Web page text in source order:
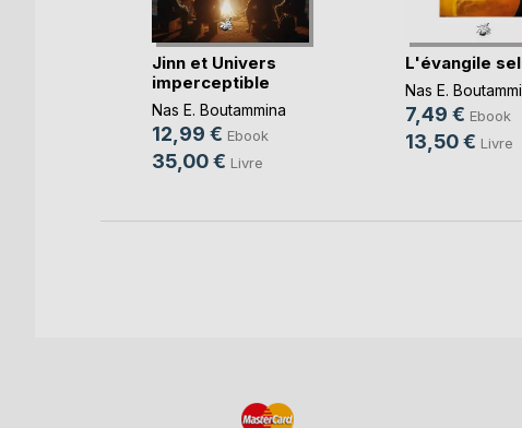
Jinn et Univers
imperceptible
Nas E. Boutammina
12,99 € Ebook
35,00 € Livre
L'évangile
Nas E.
7,49 € Ebook
13,50 € Livre